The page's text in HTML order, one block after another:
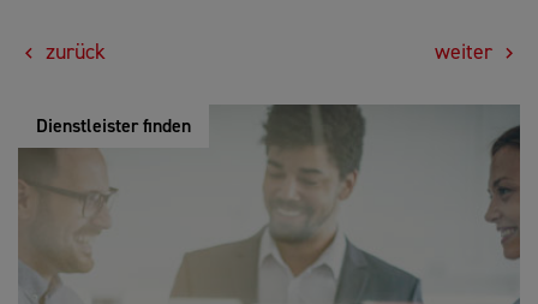
zurück weiter
Dienstleister finden